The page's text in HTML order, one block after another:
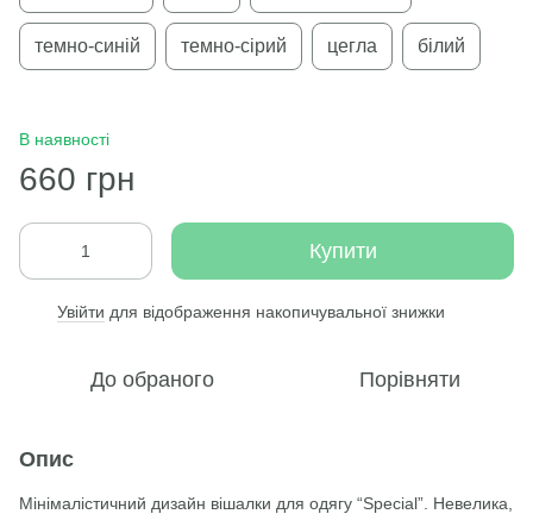
темно-синій темно-сірий цегла білий
В наявності
660 грн
Купити
Увійти для відображення накопичувальної знижки
До обраного Порівняти
Опис
Мінімалістичний дизайн вішалки для одягу “Special”. Невелика,